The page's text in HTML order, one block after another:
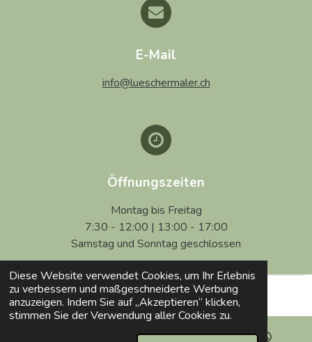
Diese Website verwendet Cookies, um Ihr Erlebnis
zu verbessern und maßgeschneiderte Werbung
anzuzeigen. Indem Sie auf „Akzeptieren“ klicken,
stimmen Sie der Verwendung aller Cookies zu.
E-Mail
info@lueschermaler.ch
Öffnungszeiten
Montag bis Freitag
7:30 - 12:00 | 13:00 - 17:00
Samstag und Sonntag geschlossen
© 2026Lüscher Maler Impressum|Datenschutz |AGB